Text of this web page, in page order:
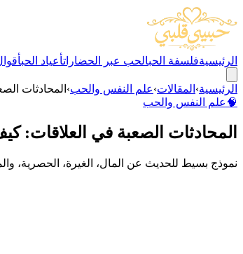
الرئيسيةفلسفة الحبالحب عبر الحضاراتأعياد الحب
الرئيسية› المقالات›علم النفس والحب› المحادثات
🧠 علم النفس والحب
المحادثات الصعبة في العلاقات:
نموذج بسيط للحديث عن المال، الغيرة، الحصرية،